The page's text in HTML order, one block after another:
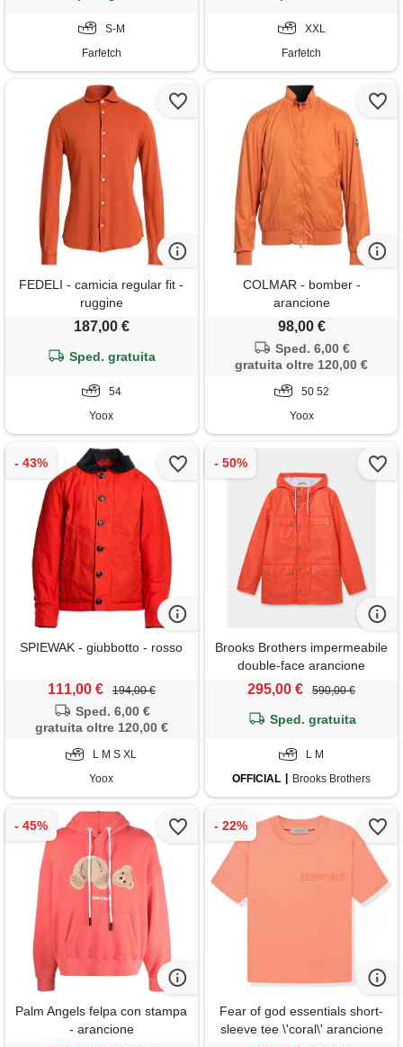
S-M
Farfetch
XXL
Farfetch
FEDELI - camicia regular fit -
ruggine
187,00 €
Sped. gratuita
54
Yoox
COLMAR - bomber -
arancione
98,00 €
Sped. 6,00 €
gratuita oltre 120,00 €
50 52
Yoox
SPIEWAK - giubbotto - rosso
111,00 € 194,00 €
Sped. 6,00 €
gratuita oltre 120,00 €
L M S XL
Yoox
Brooks Brothers impermeabile
double-face arancione
295,00 € 590,00 €
Sped. gratuita
L M
OFFICIAL
Brooks Brothers
Palm Angels felpa con stampa
- arancione
Fear of god essentials short-
sleeve tee \'coral\' arancione